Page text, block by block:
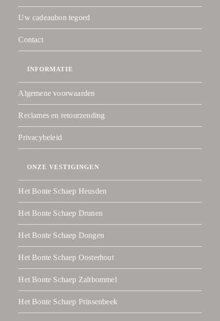
Uw cadeaubon tegoed
Contact
INFORMATIE
Algemene voorwaarden
Reclames en retourzending
Privacybeleid
ONZE VESTIGINGEN
Het Bonte Schaep Heusden
Het Bonte Schaep Drunen
Het Bonte Schaep Dongen
Het Bonte Schaep Oosterhout
Het Bonte Schaep Zaltbommel
Het Bonte Schaep Prinsenbeek